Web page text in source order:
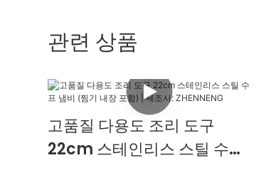
관련 상품
고품질 다용도 조리 도구
22cm 스테인리스 스틸 수프